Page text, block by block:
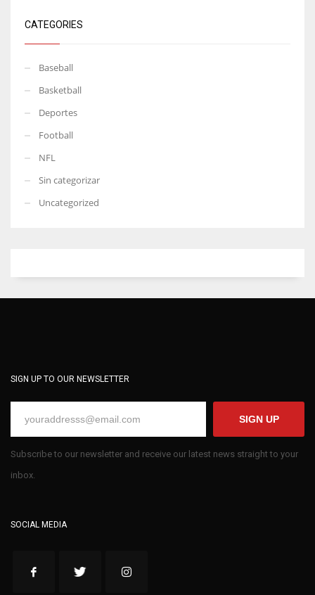
CATEGORIES
Baseball
Basketball
Deportes
Football
NFL
Sin categorizar
Uncategorized
SIGN UP TO OUR NEWSLETTER
SIGN UP
Subscribe to our newsletter and receive our latest news straight to your
inbox.
SOCIAL MEDIA